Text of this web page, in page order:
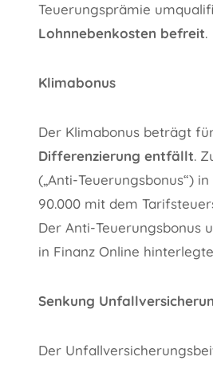
Teuerungsprämie
Lohnnebenkosten befreit.
Klimabonus
Der Klimabonus beträgt
Differenzierung entfällt.
(„Anti-Teuerungsbonus“)
90.000 mit dem
Der Anti-Teuerungsbonus
in Finanz Online
Senkung
Der